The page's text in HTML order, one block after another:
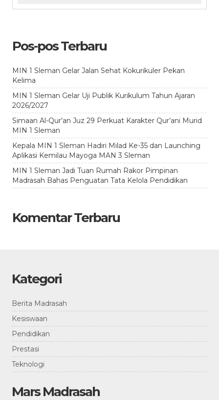
Pos-pos Terbaru
MIN 1 Sleman Gelar Jalan Sehat Kokurikuler Pekan
Kelima
MIN 1 Sleman Gelar Uji Publik Kurikulum Tahun Ajaran
2026/2027
Simaan Al-Qur’an Juz 29 Perkuat Karakter Qur’ani Murid
MIN 1 Sleman
Kepala MIN 1 Sleman Hadiri Milad Ke-35 dan Launching
Aplikasi Kemilau Mayoga MAN 3 Sleman
MIN 1 Sleman Jadi Tuan Rumah Rakor Pimpinan
Madrasah Bahas Penguatan Tata Kelola Pendidikan
Komentar Terbaru
Kategori
Berita Madrasah
Kesiswaan
Pendidikan
Prestasi
Teknologi
Mars Madrasah